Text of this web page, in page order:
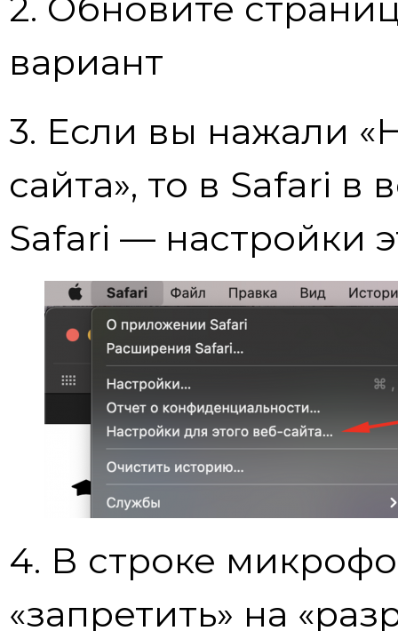
вариант
3. Если вы нажали
сайта», то в Safari
Safari — настройки
4. В строке
«запретить» на